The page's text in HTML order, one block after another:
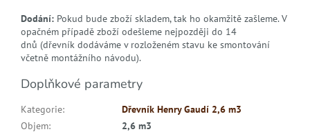
Dodání: Pokud bude zboží skladem, tak ho okamžitě zašleme. V
opačném případě zboží odešleme nejpozději do 14
dnů (dřevník dodáváme v rozloženém stavu ke smontování
včetně montážního návodu).
Doplňkové parametry
Kategorie:
Dřevník Henry Gaudí 2,6 m3
Objem:
2,6 m3